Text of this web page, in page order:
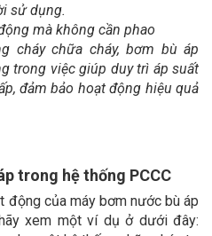
sử dụng.
mà không cần phao
cháy chữa cháy, bơm bù áp
trong việc giúp duy trì áp suất
đảm bảo hoạt động hiệu quả
trong hệ thống PCCC
động của máy bơm nước bù áp
xem một ví dụ ở dưới đây: